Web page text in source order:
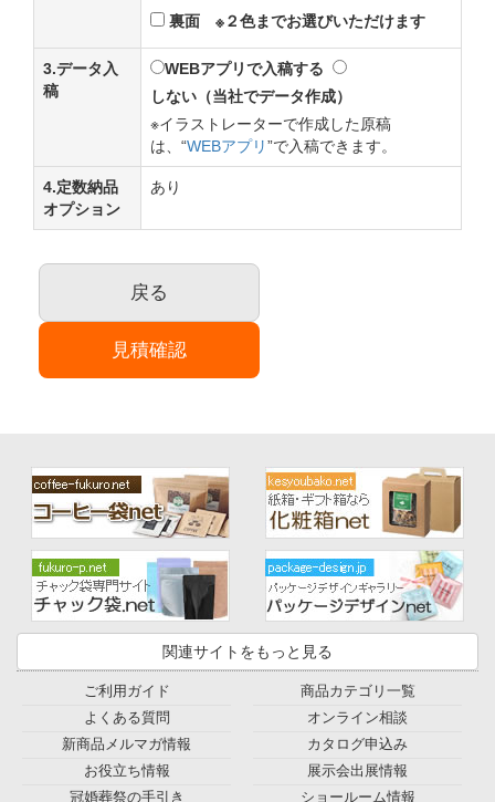
裏面 ※２色までお選びいただけます
3.データ入
稿
WEBアプリで入稿する
しない（当社でデータ作成）
※イラストレーターで作成した原稿
は、“WEBアプリ”で入稿できます。
4.定数納品
オプション
あり
戻る
見積確認
関連サイトをもっと見る
ご利用ガイド
よくある質問
新商品メルマガ情報
お役立ち情報
冠婚葬祭の手引き
商品カテゴリ一覧
オンライン相談
カタログ申込み
展示会出展情報
ショールーム情報